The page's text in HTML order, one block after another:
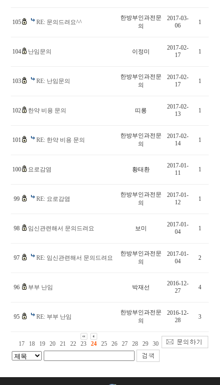
105 RE: 문의드려요^^
한방부인과전문
의
2017-03-
06
1
104 난임문의 이정미
2017-02-
17
1
103 RE: 난임문의
한방부인과전문
의
2017-02-
17
1
102 한약 비용 문의 띠롱
2017-02-
13
1
101 RE: 한약 비용 문의
한방부인과전문
의
2017-02-
14
1
100 요로감염 황태환
2017-01-
11
1
99 RE: 요로감염
한방부인과전문
의
2017-01-
12
1
98 임신관련해서 문의드려요 보미
2017-01-
04
1
97 RE: 임신관련해서 문의드려요
한방부인과전문
의
2017-01-
04
2
96 부부 난임 박재선
2016-12-
27
4
95 RE: 부부 난임
한방부인과전문
의
2016-12-
28
3
17 18 19 20 21 22 23 24 25 26 27 28 29 30